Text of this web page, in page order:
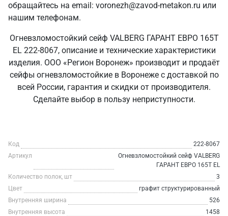
обращайтесь на email: voronezh@zavod-metakon.ru или
нашим телефонам.
Огневзломостойкий сейф VALBERG ГАРАНТ ЕВРО 165Т
EL 222-8067, описание и технические характеристики
изделия. ООО «Регион Воронеж» производит и продаёт
сейфы огневзломостойкие в Воронеже с доставкой по
всей России, гарантия и скидки от производителя.
Сделайте выбор в пользу неприступности.
Код
222-8067
Артикул
Огневзломостойкий сейф VALBERG
ГАРАНТ ЕВРО 165Т EL
Количество полок, шт
3
Цвет
графит структурированный
Внутренняя ширина
526
Внутренняя высота
1458